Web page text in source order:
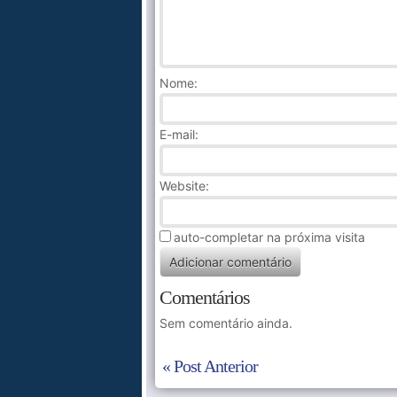
Nome:
E-mail:
Website:
auto-completar na próxima visita
Comentários
Sem comentário ainda.
« Post Anterior